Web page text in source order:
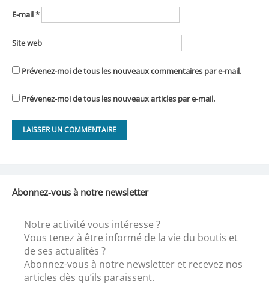
E-mail*
Site web
Prévenez-moi de tous les nouveaux commentaires par e-mail.
Prévenez-moi de tous les nouveaux articles par e-mail.
Abonnez-vous à notre newsletter
Notre activité vous intéresse ?
Vous tenez à être informé de la vie du boutis et
de ses actualités ?
Abonnez-vous à notre newsletter et recevez nos
articles dès qu’ils paraissent.